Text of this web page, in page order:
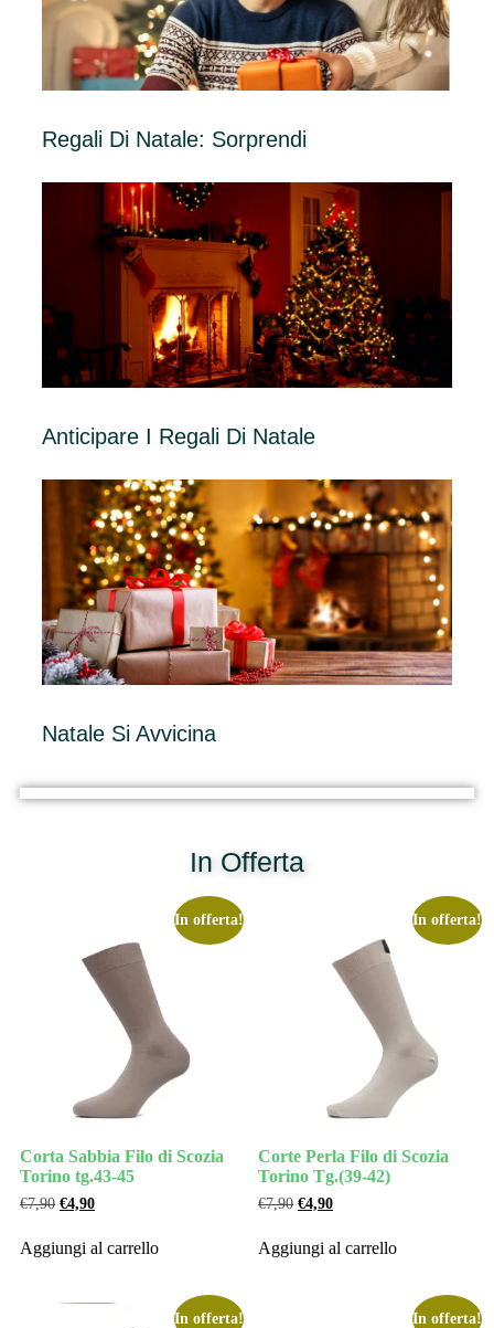
Regali Di Natale: Sorprendi
Anticipare I Regali Di Natale
Natale Si Avvicina
In Offerta
In offerta!
Corta Sabbia Filo di Scozia
Torino tg.43-45
€7,90 €4,90
Aggiungi al carrello
In offerta!
Corte Perla Filo di Scozia
Torino Tg.(39-42)
€7,90 €4,90
Aggiungi al carrello
In offerta! In offerta!